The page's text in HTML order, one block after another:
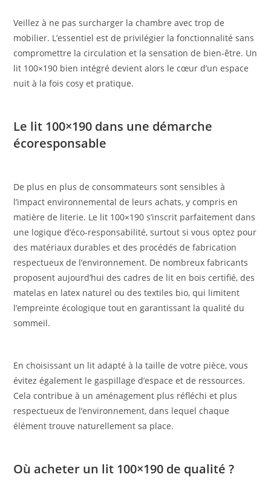
Veillez à ne pas surcharger la chambre avec trop de
mobilier. L’essentiel est de privilégier la fonctionnalité sans
compromettre la circulation et la sensation de bien-être. Un
lit 100×190 bien intégré devient alors le cœur d’un espace
nuit à la fois cosy et pratique.
Le lit 100×190 dans une démarche
écoresponsable
De plus en plus de consommateurs sont sensibles à
l’impact environnemental de leurs achats, y compris en
matière de literie. Le lit 100×190 s’inscrit parfaitement dans
une logique d’éco-responsabilité, surtout si vous optez pour
des matériaux durables et des procédés de fabrication
respectueux de l’environnement. De nombreux fabricants
proposent aujourd’hui des cadres de lit en bois certifié, des
matelas en latex naturel ou des textiles bio, qui limitent
l’empreinte écologique tout en garantissant la qualité du
sommeil.
En choisissant un lit adapté à la taille de votre pièce, vous
évitez également le gaspillage d’espace et de ressources.
Cela contribue à un aménagement plus réfléchi et plus
respectueux de l’environnement, dans lequel chaque
élément trouve naturellement sa place.
Où acheter un lit 100×190 de qualité ?